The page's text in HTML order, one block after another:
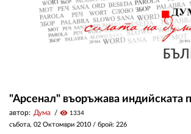
"Арсенал" въоръжава индийската
автор: Дума visibility 1334
събота, 02 Октомври 2010 / брой: 226